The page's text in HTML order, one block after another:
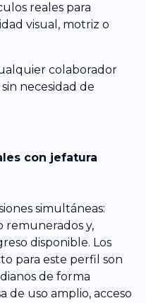
reales para
visual, motriz o
colaborador
necesidad de
con jefatura
simultáneas:
remunerados y,
disponible. Los
para este perfil son
de forma
de uso amplio, acceso